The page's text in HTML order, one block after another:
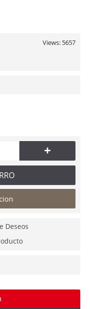
Views: 5657
+
Deseos